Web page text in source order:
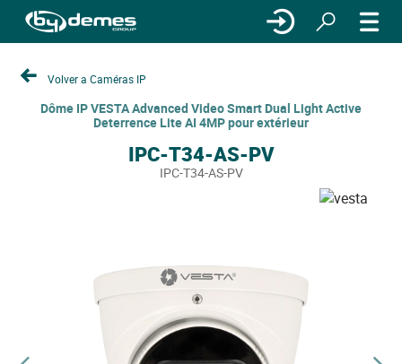
Volver a Caméras IP
Dôme IP VESTA Advanced Video Smart Dual Light Active
Deterrence Lite AI 4MP pour extérieur
IPC-T34-AS-PV
IPC-T34-AS-PV